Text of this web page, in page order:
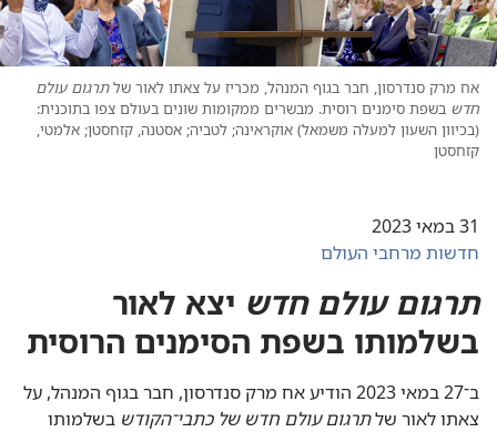
אח מרק סנדרסון,‏ חבר בגוף המנהל,‏ מכריז על צאתו לאור שלתרגום עולם
חדש בשפת סימנים רוסית.‏ מבשרים ממקומות שונים בעולם צפו בתוכנית:‏
(‏בכיוון השעון למעלה משמאל)‏ אוקראינה;‏ לטביה;‏ אסטנה,‏ קזחסטן;‏ אלמטי,‏
קזחסטן
31 במאי 2023
חדשות מרחבי העולם
תרגום עולם חדש יצא לאור
בשלמותו בשפת הסימנים הרוסית
ב־27 במאי 2023 הודיע אח מרק סנדרסון,‏ חבר בגוף המנהל,‏ על
צאתו לאור שלתרגום עולם חדש של כתבי־הקודש בשלמותו